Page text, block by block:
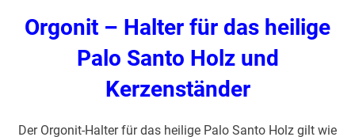
Orgonit – Halter für das heilige
Palo Santo Holz und
Kerzenständer
Der Orgonit-Halter für das heilige Palo Santo Holz gilt wie